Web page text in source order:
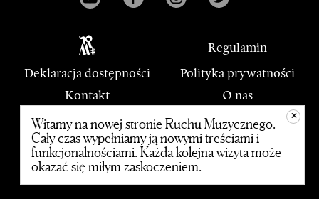
Regulamin
Deklaracja dostępności
Polityka prywatności
Kontakt
O nas
PWM
© 2020 Polskie Wydawnictwo Muzyczne
+
Witamy na nowej stronie Ruchu Muzycznego.
Cały czas wypełniamy ją nowymi treściami i
funkcjonalnościami. Każda kolejna wizyta może
okazać się miłym zaskoczeniem.